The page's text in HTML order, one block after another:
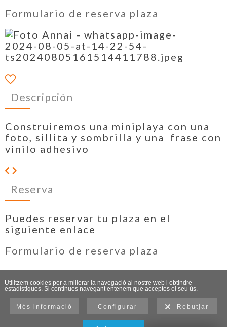
Formulario de reserva plaza
Descripción
Construiremos una miniplaya con una
foto, sillita y sombrilla y una frase con
vinilo adhesivo
Reserva
Puedes reservar tu plaza en el
siguiente enlace
Formulario de reserva plaza
Utilitzem cookies per a millorar la navegació al nostre web i obtindre
estadístiques. Si continues navegant entenem que acceptes el seu ús.
Més informació Configurar Rebutjar